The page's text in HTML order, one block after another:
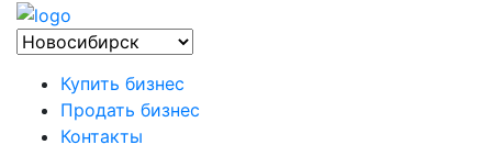
Купить бизнес
Продать бизнес
Контакты